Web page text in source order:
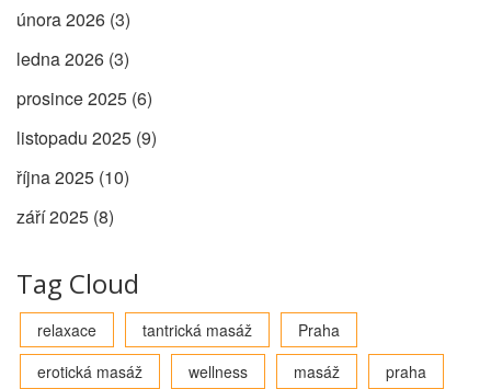
února 2026 (3)
ledna 2026 (3)
prosince 2025 (6)
listopadu 2025 (9)
října 2025 (10)
září 2025 (8)
Tag Cloud
relaxace tantrická masáž
Praha
erotická masáž
wellness masáž
praha